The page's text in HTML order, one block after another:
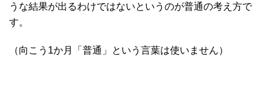
うな結果が出るわけではないというのが普通の考え方で
す。
（向こう1か月「普通」という言葉は使いません）